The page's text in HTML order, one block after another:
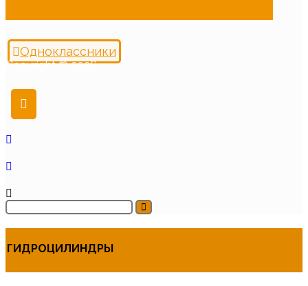
Одноклассники
Copyright © 2026
ГИДРОЦИЛИНДРЫ